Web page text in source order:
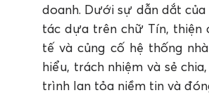
doanh. Dưới sự dẫn dắt
tác dựa trên chữ Tín, thiện
tế và củng cố hệ thống
hiểu, trách nhiệm và sẻ
trình lan tỏa niềm tin và